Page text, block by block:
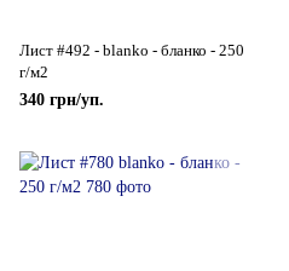
Лист #492 - blanko - бланко - 250
г/м2
340 грн/уп.